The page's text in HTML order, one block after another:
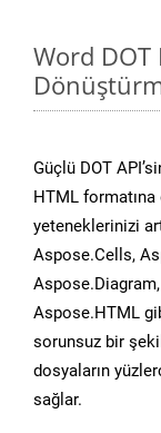
Word DOT
Güçlü DOT
HTML
yeteneklerinizi
Aspose.Cells,
Aspose.HTML
sorunsuz bir
dosyaların
sağlar.